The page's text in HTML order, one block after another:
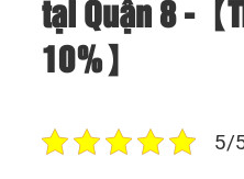
tại Quận 8 -【
10%】
5/